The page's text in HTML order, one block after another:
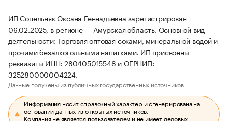
ИП Сопельняк Оксана Геннадьевна зарегистрирован
06.02.2025, в регионе — Амурская область. Основной вид
деятельности: Торговля оптовая соками, минеральной водой и
прочими безалкогольными напитками. ИП присвоены
реквизиты ИНН: 280405015548 и ОГРНИП:
325280000004224.
Данные получены из публичных государственных источников.
Информация носит справочный характер и сгенерирована на
основании данных из открытых источников.
Компания не является пользователем и не имеет деловых